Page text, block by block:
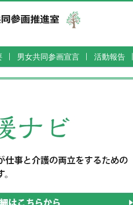
男女共同参画宣言 活動報告